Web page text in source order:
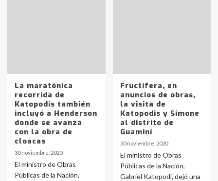
La maratónica
recorrida de
Katopodis también
incluyó a Henderson
donde se avanza
con la obra de
cloacas
30 noviembre, 2020
El ministro de Obras
Públicas de la Nación,
Fructífera, en
anuncios de obras,
la visita de
Katopodis y Simone
al distrito de
Guaminí
30 noviembre, 2020
El ministro de Obras
Públicas de la Nación,
Gabriel Katopodi, dejó una